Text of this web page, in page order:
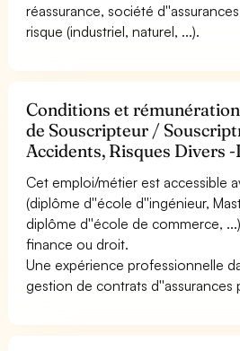
réassurance, société
risque (industriel, naturel, ...).
Conditions et
de Souscripteur /
Accidents, Risques Divers
Cet emploi/métier est accessible
(diplôme d''école d''ingénieur,
diplôme d''école de commerce,
finance ou droit.
Une expérience professionnelle
gestion de contrats d''assurances